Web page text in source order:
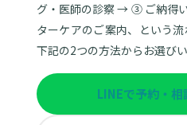
グ・医師の診察 → ③ ご納得
ターケアのご案内、という
下記の2つの方法からお選びい
LINEで予約・相